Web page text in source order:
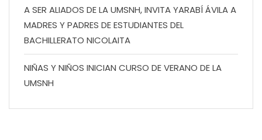
A SER ALIADOS DE LA UMSNH, INVITA YARABÍ ÁVILA A
MADRES Y PADRES DE ESTUDIANTES DEL
BACHILLERATO NICOLAITA
NIÑAS Y NIÑOS INICIAN CURSO DE VERANO DE LA
UMSNH